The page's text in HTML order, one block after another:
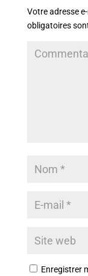
Votre adresse
obligatoires
Enregistrer